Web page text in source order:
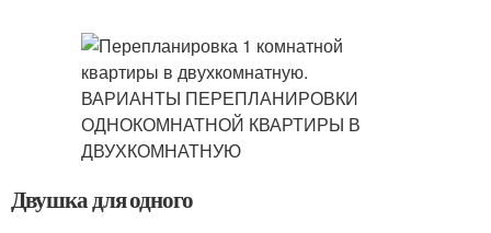
Двушка для одного